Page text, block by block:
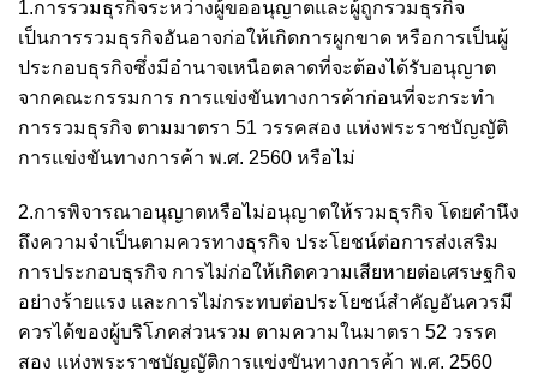
1.การรวมธุรกิจระหว่างผู้ขออนุญาตและผู้ถูกรวมธุรกิจ
เป็นการรวมธุรกิจอันอาจก่อให้เกิดการผูกขาด หรือการเป็นผู้
ประกอบธุรกิจซึ่งมีอำนาจเหนือตลาดที่จะต้องได้รับอนุญาต
จากคณะกรรมการ การแข่งขันทางการค้าก่อนที่จะกระทำ
การรวมธุรกิจ ตามมาตรา 51 วรรคสอง แห่งพระราชบัญญัติ
การแข่งขันทางการค้า พ.ศ. 2560 หรือไม่
2.การพิจารณาอนุญาตหรือไม่อนุญาตให้รวมธุรกิจ โดยคำนึง
ถึงความจำเป็นตามควรทางธุรกิจ ประโยชน์ต่อการส่งเสริม
การประกอบธุรกิจ การไม่ก่อให้เกิดความเสียหายต่อเศรษฐกิจ
อย่างร้ายแรง และการไม่กระทบต่อประโยชน์สำคัญอันควรมี
ควรได้ของผู้บริโภคส่วนรวม ตามความในมาตรา 52 วรรค
สอง แห่งพระราชบัญญัติการแข่งขันทางการค้า พ.ศ. 2560